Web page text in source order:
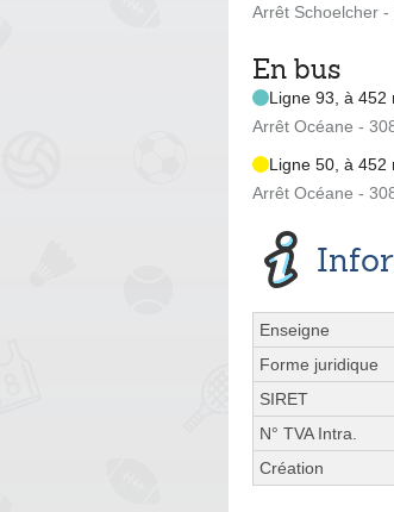
Arrêt Schoelcher
En bus
Ligne 93, à 452
Arrêt Océane -
Ligne 50, à 452
Arrêt Océane -
Enseigne
Forme juridique
SIRET
N° TVA Intra.
Création